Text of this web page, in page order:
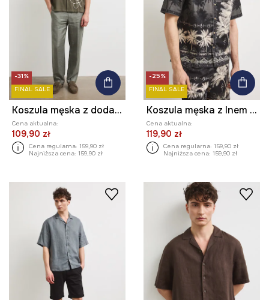
-31%
FINAL SALE
Koszula męska z dodatkiem lnu
Cena aktualna:
109,90 zł
Cena regularna: 159,90 zł
Najniższa cena: 159,90 zł
-25%
FINAL SALE
Koszula męska z lnem z motywem roślinnym
Cena aktualna:
119,90 zł
Cena regularna: 159,90 zł
Najniższa cena: 159,90 zł